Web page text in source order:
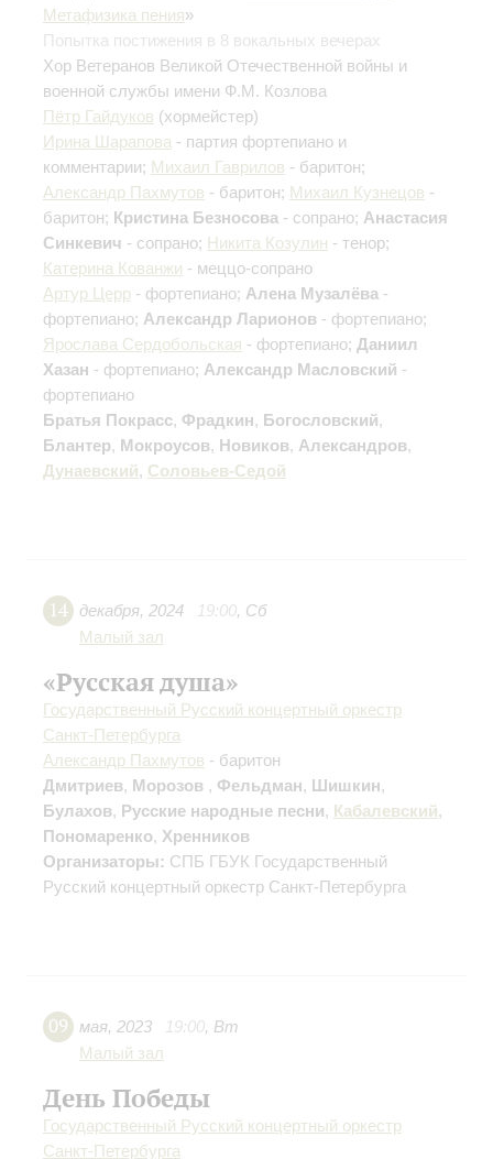
Метафизика пения»
Попытка постижения в 8 вокальных вечерах
Хор Ветеранов Великой Отечественной войны и
военной службы имени Ф.М. Козлова
Пётр Гайдуков (хормейстер)
Ирина Шарапова - партия фортепиано и
комментарии; Михаил Гаврилов - баритон;
Александр Пахмутов - баритон; Михаил Кузнецов -
баритон; Кристина Безносова - сопрано; Анастасия
Синкевич - сопрано; Никита Козулин - тенор;
Катерина Кованжи - меццо-сопрано
Артур Церр - фортепиано; Алена Музалёва -
фортепиано; Александр Ларионов - фортепиано;
Ярослава Сердобольская - фортепиано; Даниил
Хазан - фортепиано; Александр Масловский -
фортепиано
Братья Покрасс, Фрадкин, Богословский,
Блантер, Мокроусов, Новиков, Александров,
Дунаевский, Соловьев-Седой
14 декабря, 2024 19:00, Сб
Малый зал
«Русская душа»
Государственный Русский концертный оркестр
Санкт-Петербурга
Александр Пахмутов - баритон
Дмитриев, Морозов , Фельдман, Шишкин,
Булахов, Русские народные песни, Кабалевский,
Пономаренко, Хренников
Организаторы: СПБ ГБУК Государственный
Русский концертный оркестр Санкт-Петербурга
09 мая, 2023 19:00, Вт
Малый зал
День Победы
Государственный Русский концертный оркестр
Санкт-Петербурга